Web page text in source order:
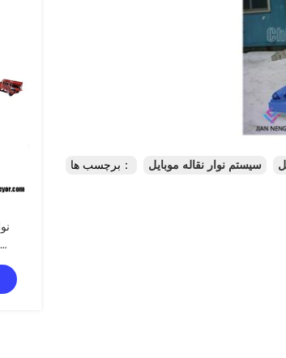
برچسب ها： سیستم نوار نقاله موبایل